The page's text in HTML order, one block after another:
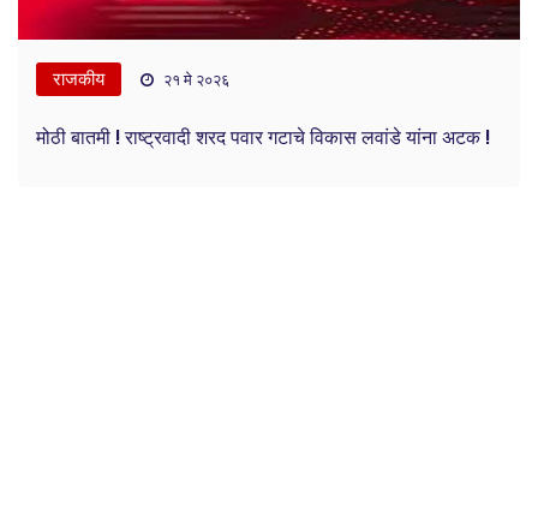
राजकीय २१ मे २०२६
मोठी बातमी ! राष्ट्रवादी शरद पवार गटाचे विकास लवांडे यांना अटक !